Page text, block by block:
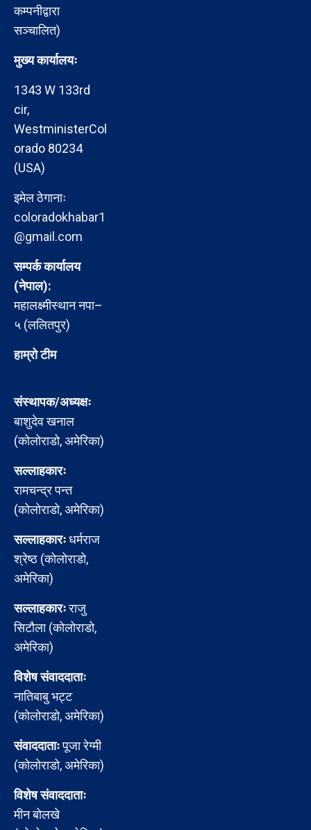
कम्पनीद्वारा
सञ्चालित)
मुख्य कार्यालयः
1343 W 133rd
cir,
WestministerCol
orado 80234
(USA)
इमेल ठेगानाः
coloradokhabar1
@gmail.com
सम्पर्क कार्यालय
(नेपाल):
महालक्ष्मीस्थान नपा–
५ (ललितपुर)
हाम्रो टीम
संस्थापक/अध्यक्षः
बाशुदेव खनाल
(कोलोराडो, अमेरिका)
सल्लाहकारः
रामचन्द्र पन्त
(कोलोराडो, अमेरिका)
सल्लाहकारःधर्मराज
श्रेष्ठ (कोलोराडो,
अमेरिका)
सल्लाहकारःराजु
सिटौला (कोलोराडो,
अमेरिका)
विशेष संवाददाताः
नातिबाबु भट्ट
(कोलोराडो, अमेरिका)
संवाददाताःपूजा रेग्मी
(कोलोराडो, अमेरिका)
विशेष संवाददाताः
मीन बोलखे